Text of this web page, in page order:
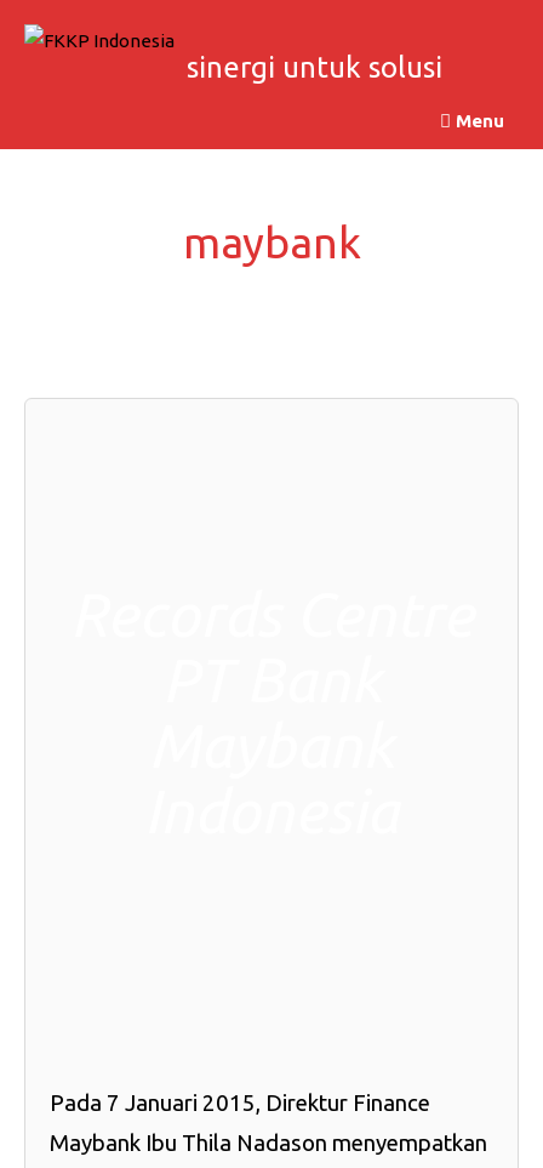
sinergi untuk solusi
Menu
maybank
Pada 7 Januari 2015, Direktur Finance
Maybank Ibu Thila Nadason menyempatkan